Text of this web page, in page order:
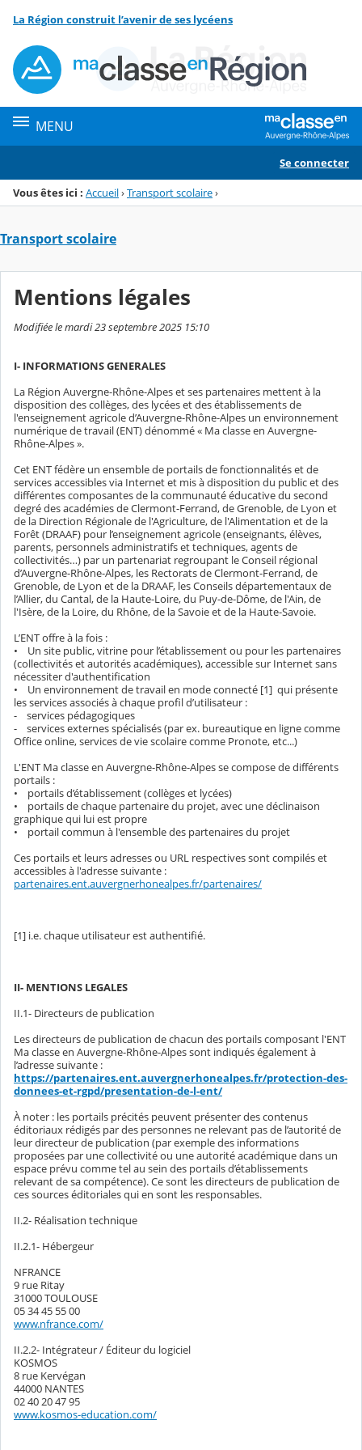
Menu de la rubrique
Contenu
La Région construit l’avenir de ses lycéens
MENU
Se connecter
Vous êtes ici : Accueil›Transport scolaire›
Transport scolaire
Mentions légales
Modifiée le mardi 23 septembre 2025 15:10
I- INFORMATIONS GENERALES
La Région Auvergne-Rhône-Alpes et ses partenaires mettent à la
disposition des collèges, des lycées et des établissements de
l'enseignement agricole d’Auvergne-Rhône-Alpes un environnement
numérique de travail (ENT) dénommé « Ma classe en Auvergne-
Rhône-Alpes ».
Cet ENT fédère un ensemble de portails de fonctionnalités et de
services accessibles via Internet et mis à disposition du public et des
différentes composantes de la communauté éducative du second
degré des académies de Clermont-Ferrand, de Grenoble, de Lyon et
de la Direction Régionale de l'Agriculture, de l'Alimentation et de la
Forêt (DRAAF) pour l’enseignement agricole (enseignants, élèves,
parents, personnels administratifs et techniques, agents de
collectivités…) par un partenariat regroupant le Conseil régional
d’Auvergne-Rhône-Alpes, les Rectorats de Clermont-Ferrand, de
Grenoble, de Lyon et de la DRAAF, les Conseils départementaux de
l’Allier, du Cantal, de la Haute-Loire, du Puy-de-Dôme, de l'Ain, de
l'Isère, de la Loire, du Rhône, de la Savoie et de la Haute-Savoie.
L’ENT offre à la fois :
• Un site public, vitrine pour l’établissement ou pour les partenaires
(collectivités et autorités académiques), accessible sur Internet sans
nécessiter d'authentification
• Un environnement de travail en mode connecté [1] qui présente
les services associés à chaque profil d’utilisateur :
- services pédagogiques
- services externes spécialisés (par ex. bureautique en ligne comme
Office online, services de vie scolaire comme Pronote, etc...)
L'ENT Ma classe en Auvergne-Rhône-Alpes se compose de différents
portails :
• portails d’établissement (collèges et lycées)
• portails de chaque partenaire du projet, avec une déclinaison
graphique qui lui est propre
• portail commun à l'ensemble des partenaires du projet
Ces portails et leurs adresses ou URL respectives sont compilés et
accessibles à l'adresse suivante :
partenaires.ent.auvergnerhonealpes.fr/partenaires/
[1] i.e. chaque utilisateur est authentifié.
II- MENTIONS LEGALES
II.1- Directeurs de publication
Les directeurs de publication de chacun des portails composant l'ENT
Ma classe en Auvergne-Rhône-Alpes sont indiqués également à
l’adresse suivante :
https://partenaires.ent.auvergnerhonealpes.fr/protection-des-
donnees-et-rgpd/presentation-de-l-ent/
À noter : les portails précités peuvent présenter des contenus
éditoriaux rédigés par des personnes ne relevant pas de l’autorité de
leur directeur de publication (par exemple des informations
proposées par une collectivité ou une autorité académique dans un
espace prévu comme tel au sein des portails d’établissements
relevant de sa compétence). Ce sont les directeurs de publication de
ces sources éditoriales qui en sont les responsables.
II.2- Réalisation technique
II.2.1- Hébergeur
NFRANCE
9 rue Ritay
31000 TOULOUSE
05 34 45 55 00
www.nfrance.com/
II.2.2- Intégrateur / Éditeur du logiciel
KOSMOS
8 rue Kervégan
44000 NANTES
02 40 20 47 95
www.kosmos-education.com/